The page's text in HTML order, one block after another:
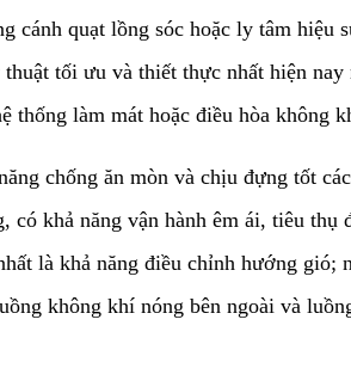
quạt lồng sóc hoặc ly tâm hiệu
tối ưu và thiết thực nhất hiện nay
thống làm mát hoặc điều hòa không
chống ăn mòn và chịu đựng tốt
khả năng vận hành êm ái, tiêu thụ
là khả năng điều chỉnh hướng gió;
không khí nóng bên ngoài và